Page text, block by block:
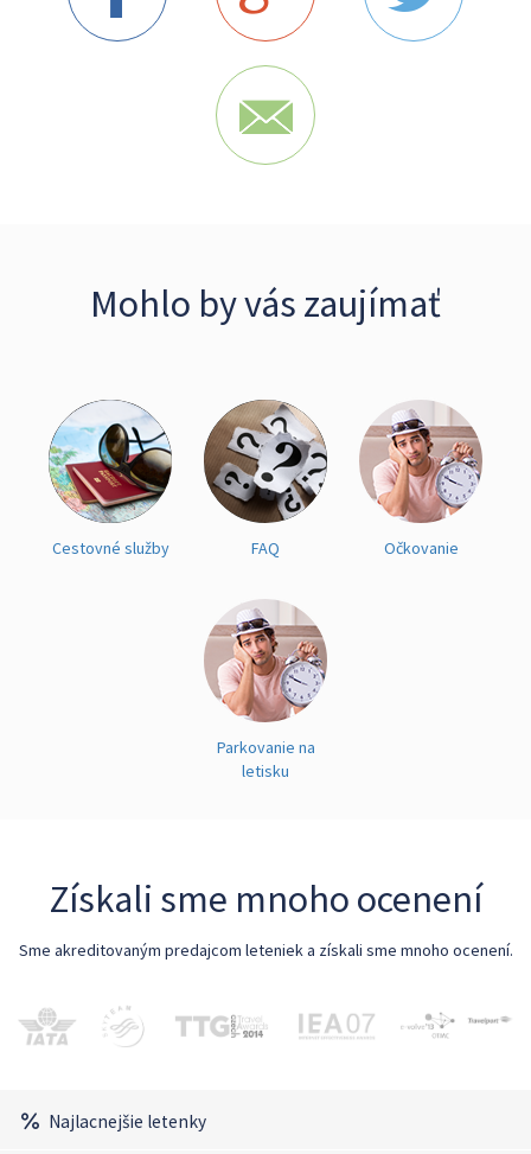
Mohlo by vás zaujímať
Cestovné služby FAQ Očkovanie
Parkovanie na
letisku
Získali sme mnoho ocenení
Sme akreditovaným predajcom leteniek a získali sme mnoho ocenení.
Najlacnejšie letenky